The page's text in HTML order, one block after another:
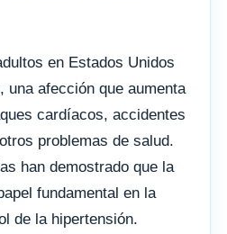
en Estados Unidos
una afección que aumenta
cardíacos, accidentes
problemas de salud.
han demostrado que la
fundamental en la
de la hipertensión.